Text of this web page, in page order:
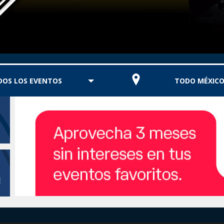
LOS EVENTOS TODO MÉXICO